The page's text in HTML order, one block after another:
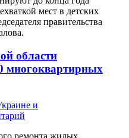
мест в детских
правительства
области
многоквартирных
и
ремонта жилых